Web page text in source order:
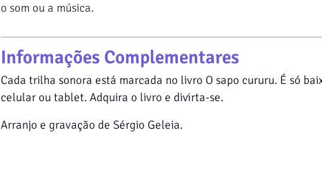
o som ou a música.
Informações Complementares
Cada trilha sonora está marcada no livro O sapo cururu. É só
celular ou tablet. Adquira o livro e divirta-se.
Arranjo e gravação de Sérgio Geleia.